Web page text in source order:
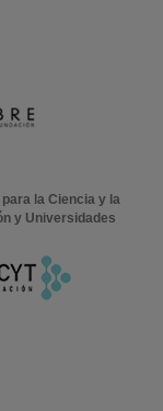
la Ciencia y la
y Universidades